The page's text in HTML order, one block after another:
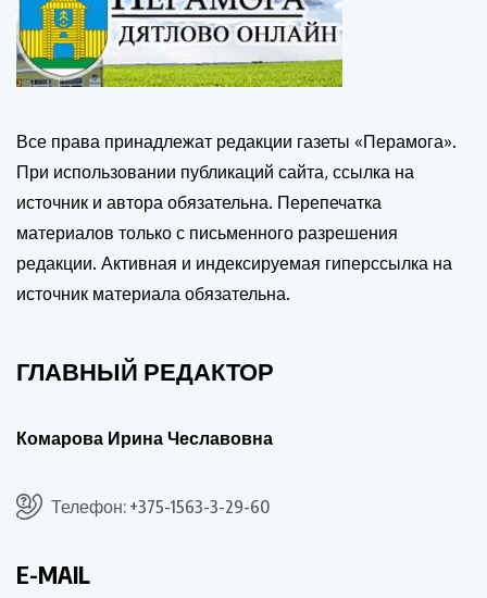
Все права принадлежат редакции газеты «Перамога».
При использовании публикаций сайта, ссылка на
источник и автора обязательна. Перепечатка
материалов только с письменного разрешения
редакции. Активная и индексируемая гиперссылка на
источник материала обязательна.
ГЛАВНЫЙ РЕДАКТОР
Комарова Ирина Чеславовна
Телефон: +375-1563-3-29-60
E-MAIL